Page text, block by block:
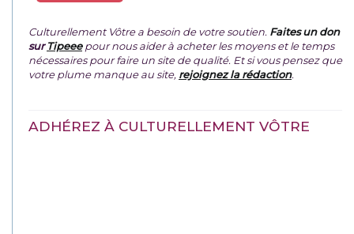
Culturellement Vôtre a besoin de votre soutien. Faites un don
surTipeeepour nous aider à acheter les moyens et le temps
nécessaires pour faire un site de qualité. Et si vous pensez que
votre plume manque au site, rejoignez la rédaction.
ADHÉREZ À CULTURELLEMENT VÔTRE